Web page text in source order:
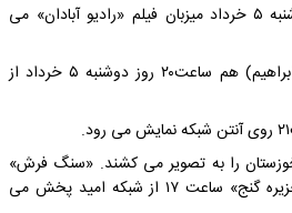
شبکه نمایش ساعت۲۱، روز دوشنبه ۵ خرداد میزبان فیلم «رادیو آبادان» می
انیمیشن «بی پلاک» (سلام بر ابراهیم) هم ساعت۲۰ روز دوشنبه ۵ خرداد از
خوزستان را به تصویر می کشند. «سنگ فرش»
ساعت ۱۳ از شبکه نمایش و «جزیره گنج» ساعت ۱۷ از شبکه امید پخش می